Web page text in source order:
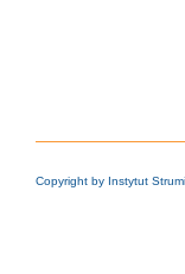
Copyright by Instytut